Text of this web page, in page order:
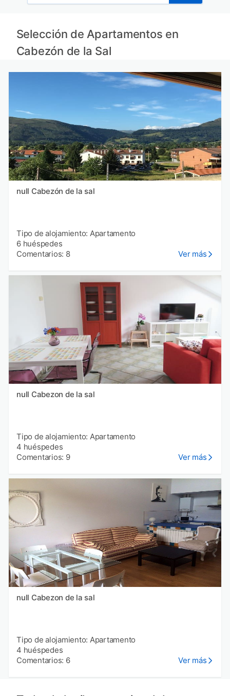
Selección de Apartamentos en
Cabezón de la Sal
null Cabezón de la sal
Tipo de alojamiento: Apartamento
6 huéspedes
Comentarios: 8
Ver más
null Cabezon de la sal
Tipo de alojamiento: Apartamento
4 huéspedes
Comentarios: 9
Ver más
null Cabezon de la sal
Tipo de alojamiento: Apartamento
4 huéspedes
Comentarios: 6
Ver más